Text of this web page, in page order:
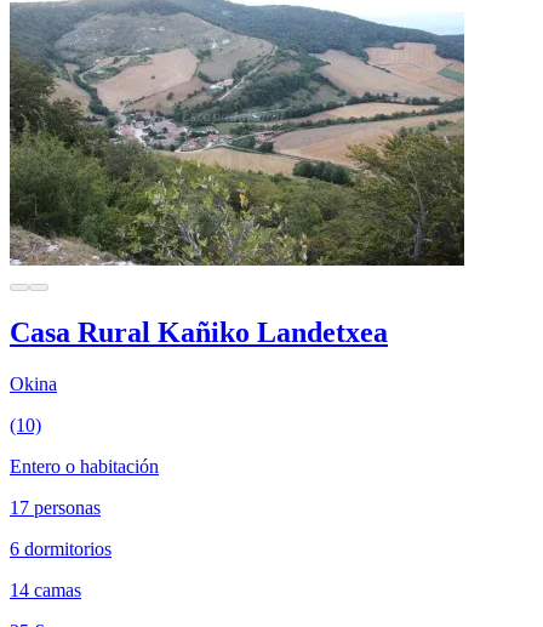
Casa Rural Kañiko Landetxea
Okina
(10)
Entero o habitación
17 personas
6 dormitorios
14 camas